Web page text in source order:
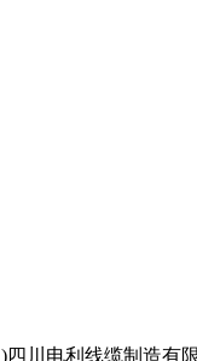
)四川电利线缆制造有